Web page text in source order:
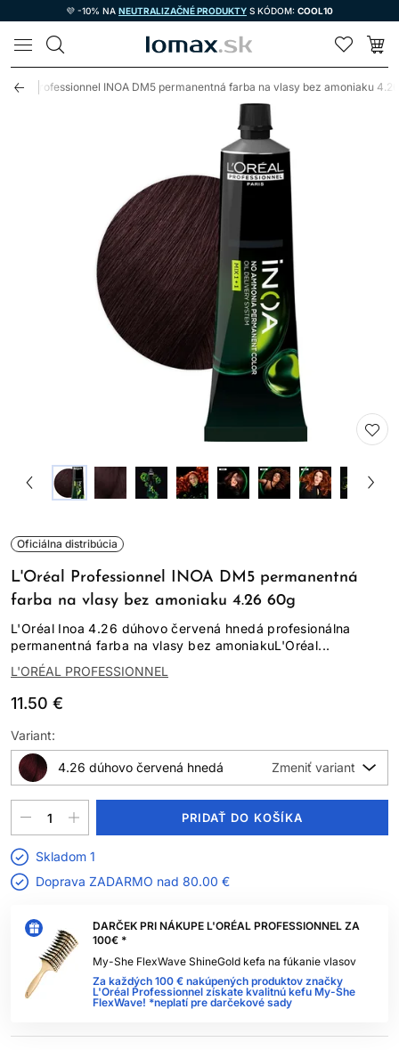
💜 -10% NA NEUTRALIZAČNÉ PRODUKTY S KÓDOM: COOL10
LOMAX
Professionnel INOA DM5 permanentná farba na vlasy bez amoniaku
Oficiálna distribúcia
L'Oréal Professionnel INOA DM5 permanentná
farba na vlasy bez amoniaku 4.26 60g
L'Oréal Inoa 4.26 dúhovo červená hnedá profesionálna
permanentná farba na vlasy bez amoniakuL'Oréal...
L'ORÉAL PROFESSIONNEL
11.50 €
DARČEK PRI NÁKUPE L'ORÉAL PROFESSIONNEL ZA
100€ *
My-She FlexWave ShineGold kefa na fúkanie vlasov
Za každých 100 € nakúpených produktov značky
L'Oréal Professionnel získate kvalitnú kefu My-She
FlexWave! *neplatí pre darčekové sady
Variant:
4.26 dúhovo červená hnedá
PRIDAŤ DO KOŠÍKA
Skladom 1
Doprava ZADARMO nad 80.00 €